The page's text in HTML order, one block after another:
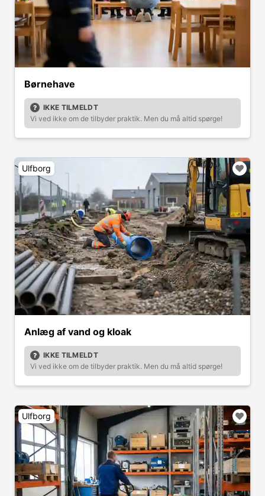
Børnehave
IKKE TILMELDT
Vi ved ikke om de tilbyder praktik. Men du må altid spørge!
Ulfborg
Anlæg af vand og kloak
IKKE TILMELDT
Vi ved ikke om de tilbyder praktik. Men du må altid spørge!
Ulfborg